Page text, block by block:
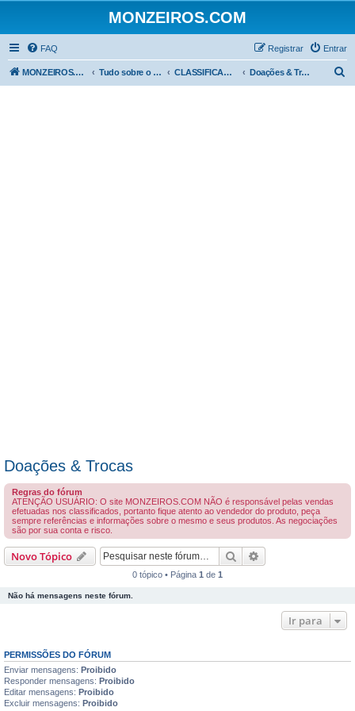
MONZEIROS.COM
FAQ Entrar
Registrar
MONZEIROS.COM Tudo sobre o Chevrolet Monza! CLASSIFICADOS Doações & Trocas
Doações & Trocas
Regras do fórum
ATENÇÃO USUÁRIO: O site MONZEIROS.COM NÃO é responsável pelas vendas
efetuadas nos classificados, portanto fique atento ao vendedor do produto, peça
sempre referências e informações sobre o mesmo e seus produtos. As negociações
são por sua conta e risco.
Novo Tópico Pesquisar
0 tópico • Página 1 de 1
Não há mensagens neste fórum.
Ir para
PERMISSÕES DO FÓRUM
Enviar mensagens: Proibido
Responder mensagens: Proibido
Editar mensagens: Proibido
Excluir mensagens: Proibido